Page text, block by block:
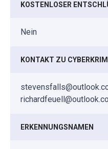
KOSTENLOSER
Nein
KONTAKT ZU
ERKENNUNGSNAMEN